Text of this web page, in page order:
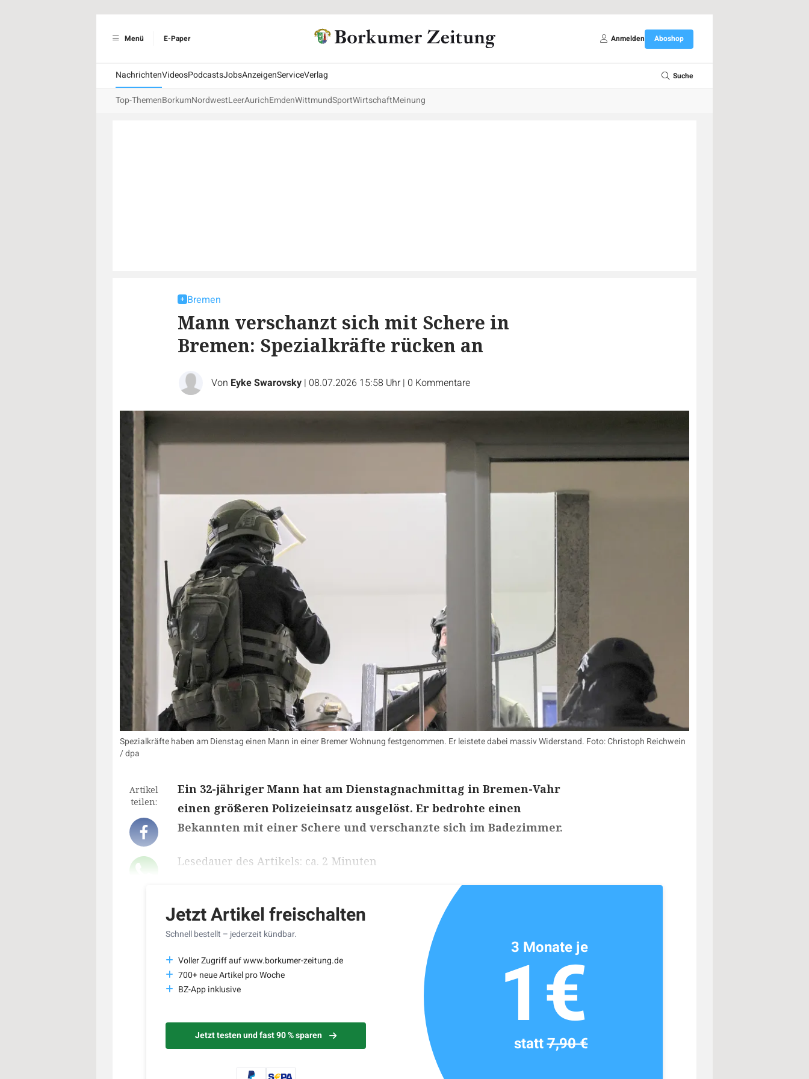
Menü E-Paper Anmelden Aboshop
NachrichtenVideosPodcastsJobsAnzeigenServiceVerlag Suche
Top-ThemenBorkumNordwestLeerAurichEmdenWittmundSportWirtschaftMeinung
Bremen
Mann verschanzt sich mit Schere in
Bremen: Spezialkräfte rücken an
Von Eyke Swarovsky | 08.07.2026 15:58 Uhr | 0 Kommentare
Spezialkräfte haben am Dienstag einen Mann in einer Bremer Wohnung festgenommen. Er leistete dabei massiv Widerstand. Foto: Christoph Reichwein
/ dpa
Artikel
teilen:
Ein 32-jähriger Mann hat am Dienstagnachmittag in Bremen-Vahr
einen größeren Polizeieinsatz ausgelöst. Er bedrohte einen
Bekannten mit einer Schere und verschanzte sich im Badezimmer.
Lesedauer des Artikels: ca. 2 Minuten
Jetzt Artikel freischalten
Schnell bestellt – jederzeit kündbar.
Voller Zugriff auf www.borkumer-zeitung.de
700+ neue Artikel pro Woche
BZ-App inklusive
Jetzt testen und fast 90 % sparen
3 Monate je
1€
statt7,90 €